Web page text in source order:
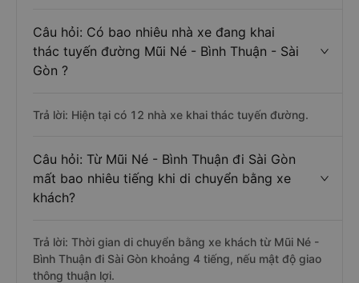
Câu hỏi: Có bao nhiêu nhà xe đang khai
thác tuyến đường Mũi Né - Bình Thuận - Sài
Gòn ?
Trả lời: Hiện tại có 12 nhà xe khai thác tuyến đường.
Câu hỏi: Từ Mũi Né - Bình Thuận đi Sài Gòn
mất bao nhiêu tiếng khi di chuyển bằng xe
khách?
Trả lời: Thời gian di chuyển bằng xe khách từ Mũi Né -
Bình Thuận đi Sài Gòn khoảng 4 tiếng, nếu mật độ giao
thông thuận lợi.